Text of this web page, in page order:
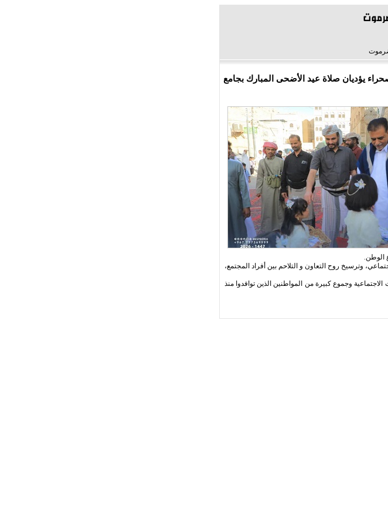
يؤديان صلاة عيد الأضحى المبارك بجامع
الوطن.
وترسيخ روح التعاون و التلاحم بين أفراد المجتمع،
وجموع كبيرة من المواطنين الذين توافدوا منذ